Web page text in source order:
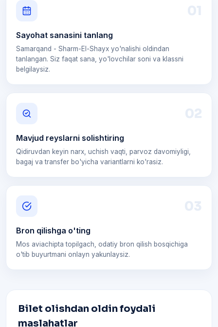
01
Sayohat sanasini tanlang
Samarqand - Sharm-El-Shayx yo'nalishi oldindan
tanlangan. Siz faqat sana, yo'lovchilar soni va klassni
belgilaysiz.
02
Mavjud reyslarni solishtiring
Qidiruvdan keyin narx, uchish vaqti, parvoz davomiyligi,
bagaj va transfer bo'yicha variantlarni ko'rasiz.
03
Bron qilishga o'ting
Mos aviachipta topilgach, odatiy bron qilish bosqichiga
o'tib buyurtmani onlayn yakunlaysiz.
Bilet olishdan oldin foydali
maslahatlar